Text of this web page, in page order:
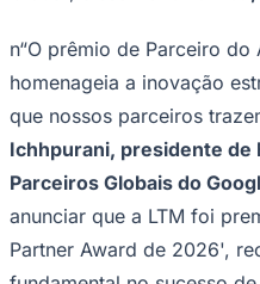
pela transformação do
global em serviços de
de lançamento no mercado
moderno e escalável com
inovação orientada por IA
em toda a presença global
n“Receber dois prêmios